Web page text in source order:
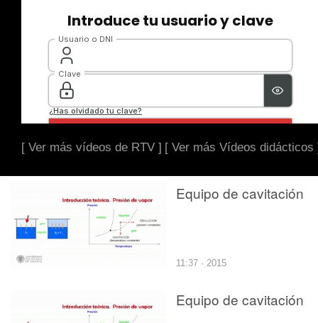
[ Ver más vídeos de RTV ] [ Ver más Vídeos didácticos
Equipo de cavitación
11:37 · 2015
Equipo de cavitación